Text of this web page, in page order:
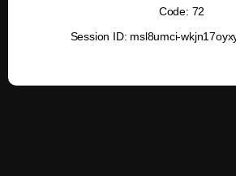
Code: 72
Session ID: msl8umci-